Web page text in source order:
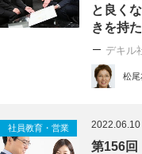
と良く
きを持
デキル
松尾
社員教育・営業 2022.06.10
第156